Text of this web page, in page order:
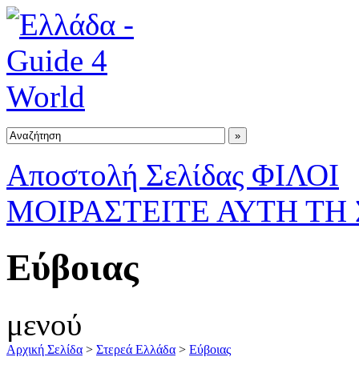
Αποστολή Σελίδας ΦΙΛΟΙ
ΜΟΙΡΑΣΤΕΙΤΕ ΑΥΤΗ ΤΗ
Εύβοιας
μενού
Αρχική Σελίδα > Στερεά Ελλάδα > Εύβοιας